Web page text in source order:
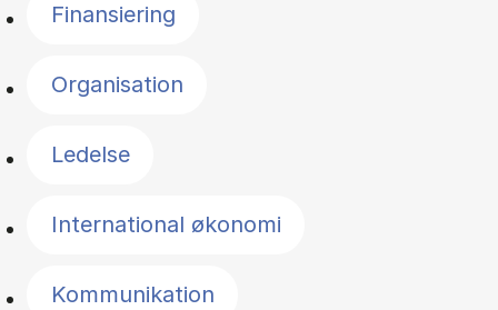
Finansiering
Organisation
Ledelse
International økonomi
Kommunikation